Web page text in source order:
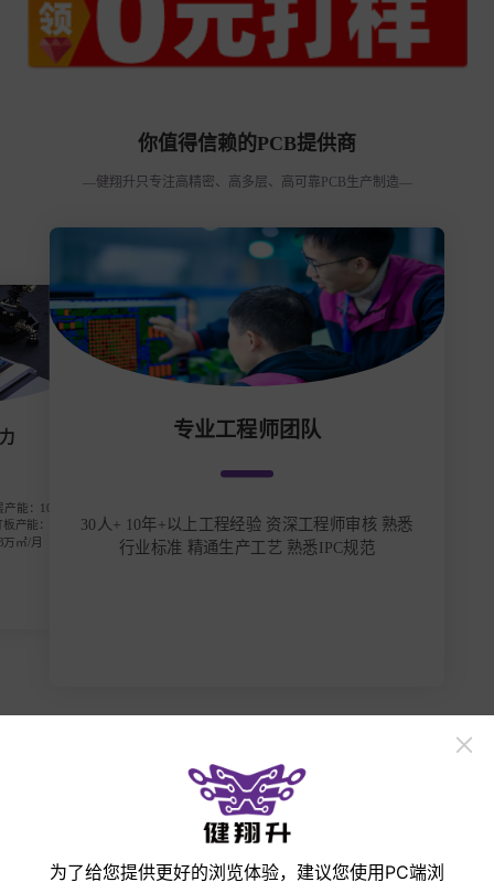
你值得信赖的PCB提供商
—健翔升只专注高精密、高多层、高可靠PCB生产制造—
产能：3万㎡/月 2/4/6/8/10层产能：10万㎡/
产能：5万㎡/月 MiniLED灯板产能：6K -1
万㎡/月 软硬结合板产能：3万㎡/月
30人+ 10年+以上工程经验 资深工
行业标准 精通生产工艺 熟悉
产品展示 收起
为了给您提供更好的浏览体验，建议您使用PC端浏